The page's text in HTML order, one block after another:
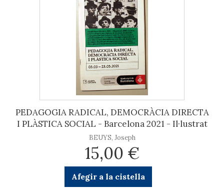
PEDAGOGIA RADICAL, DEMOCRÀCIA DIRECTA
I PLÀSTICA SOCIAL - Barcelona 2021 - Il·lustrat
BEUYS, Joseph
15,00 €
Afegir a la cistella